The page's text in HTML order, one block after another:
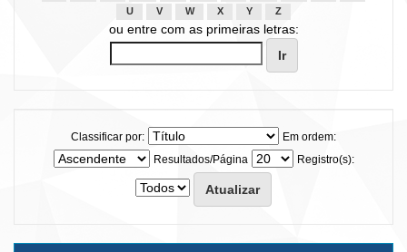
U
V W X Y Z
ou entre com as primeiras letras:
Classificar por:
Em ordem:
Resultados/Página
Registro(s):